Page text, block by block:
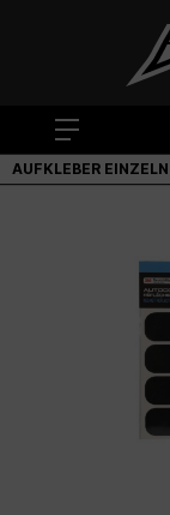
AUFKLEBER EINZELN